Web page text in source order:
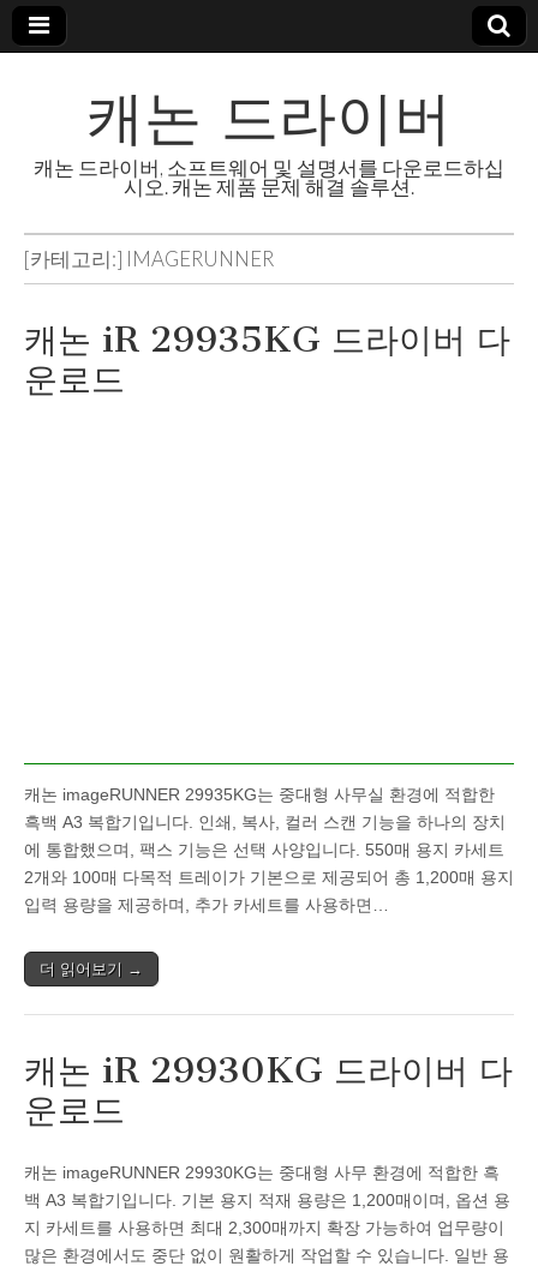
캐논 드라이버
캐논 드라이버, 소프트웨어 및 설명서를 다운로드하십
시오. 캐논 제품 문제 해결 솔루션.
[카테고리:] IMAGERUNNER
캐논 iR 29935KG 드라이버 다
운로드
캐논 imageRUNNER 29935KG는 중대형 사무실 환경에 적합한
흑백 A3 복합기입니다. 인쇄, 복사, 컬러 스캔 기능을 하나의 장치
에 통합했으며, 팩스 기능은 선택 사양입니다. 550매 용지 카세트
2개와 100매 다목적 트레이가 기본으로 제공되어 총 1,200매 용지
입력 용량을 제공하며, 추가 카세트를 사용하면…
더 읽어보기 →
캐논 iR 29930KG 드라이버 다
운로드
캐논 imageRUNNER 29930KG는 중대형 사무 환경에 적합한 흑
백 A3 복합기입니다. 기본 용지 적재 용량은 1,200매이며, 옵션 용
지 카세트를 사용하면 최대 2,300매까지 확장 가능하여 업무량이
많은 환경에서도 중단 없이 원활하게 작업할 수 있습니다. 일반 용